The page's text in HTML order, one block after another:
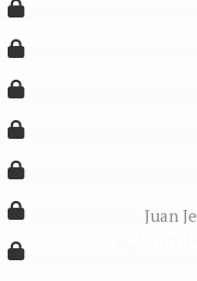
Juan